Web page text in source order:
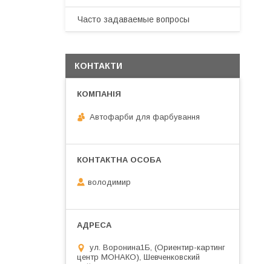
Часто задаваемые вопросы
КОНТАКТИ
Автофарби для фарбування
володимир
ул. Воронина1Б, (Ориентир-картинг
центр МОНАКО), Шевченковский